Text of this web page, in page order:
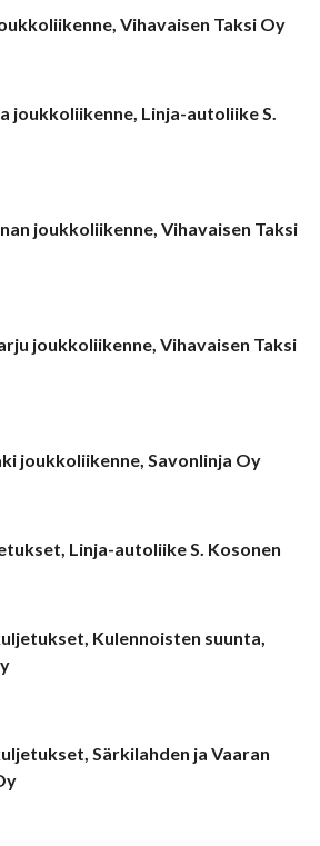
Vihavaisen Taksi Oy
joukkoliikenne, Linja-autoliike S.
joukkoliikenne, Vihavaisen Taksi
joukkoliikenne, Vihavaisen Taksi
joukkoliikenne, Savonlinja Oy
Linja-autoliike S. Kosonen
Kulennoisten suunta,
Särkilahden ja Vaaran